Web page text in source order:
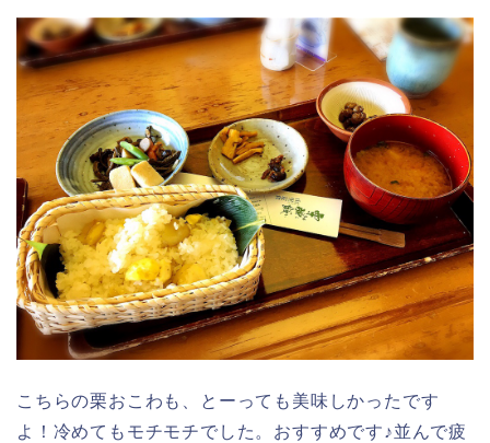
こちらの栗おこわも、とーっても美味しかったです
よ！冷めてもモチモチでした。おすすめです♪並んで疲